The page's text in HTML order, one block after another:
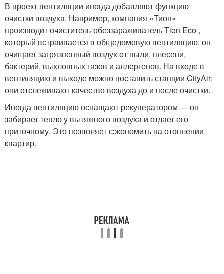
В проект вентиляции иногда добавляют функцию
очистки воздуха. Например, компания «Тион»
производит очиститель-обеззараживатель Tion Eco ,
который встраивается в общедомовую вентиляцию: он
очищает загрязненный воздух от пыли, плесени,
бактерий, выхлопных газов и аллергенов. На входе в
вентиляцию и выходе можно поставить станции CityAir:
они отслеживают качество воздуха до и после очистки.
Иногда вентиляцию оснащают рекуператором — он
забирает тепло у вытяжного воздуха и отдает его
приточному. Это позволяет сэкономить на отоплении
квартир.